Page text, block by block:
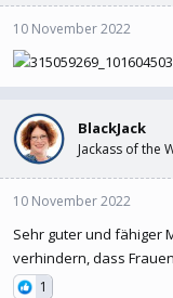
10 November 2022
BlackJack
Jackass of the
10 November 2022
Sehr guter und fähiger
verhindern, dass
1